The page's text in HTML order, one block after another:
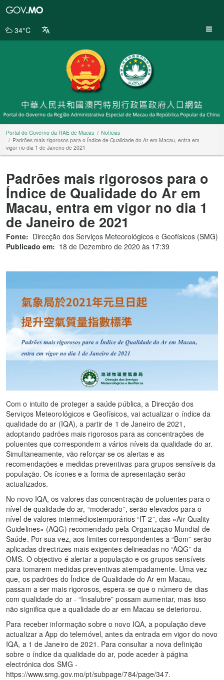
da
34°C
Portal do Governo da RAE de Macau
Notícias
Padrões mais rigorosos para o Índice de Qualidade do Ar em Macau, entra em
vigor no dia 1 de Janeiro de 2021
Padrões mais rigorosos para o
Índice de Qualidade do Ar em
Macau, entra em vigor no dia 1
de Janeiro de 2021
Fonte: Direcção dos Serviços Meteorológicos e Geofísicos (SMG)
Publicado em: 18 de Dezembro de 2020 às 17:39
Com o intuito de proteger a saúde pública, a Direcção dos
Serviços Meteorológicos e Geofísicos, vai actualizar o índice da
qualidade do ar (IQA), a partir de 1 de Janeiro de 2021,
adoptando padrões mais rigorosos para as concentrações de
poluentes que correspondem a vários níveis da qualidade do ar.
Simultaneamente, vão reforçar-se os alertas e as
recomendações e medidas preventivas para grupos sensíveis da
população. Os ícones e a forma de apresentação serão
actualizados.
No novo IQA, os valores das concentração de poluentes para o
nível de qualidade do ar, “moderado”, serão elevados para o
nível de valores intermédiostemporários “IT-2”, das «Air Quality
Guidelines» (AQG) recomendado pela Organização Mundial de
Saúde. Por sua vez, aos limites correspondentes a “Bom” serão
aplicadas directrizes mais exigentes delineadas no “AQG” da
OMS. O objectivo é alertar a população e os grupos sensíveis
para tomarem medidas preventivas atempadamente. Uma vez
que, os padrões do Índice de Qualidade do Ar em Macau,
passam a ser mais rigorosos, espera-se que o número de dias
com qualidade do ar - “Insalubre” possam aumentar, mas isso
não significa que a qualidade do ar em Macau se deteriorou.
Para receber informação sobre o novo IQA, a população deve
actualizar a App do telemóvel, antes da entrada em vigor do novo
IQA, a 1 de Janeiro de 2021. Para consultar a nova definição
sobre o índice da qualidade do ar, pode aceder à página
electrónica dos SMG -
https://www.smg.gov.mo/pt/subpage/784/page/347.